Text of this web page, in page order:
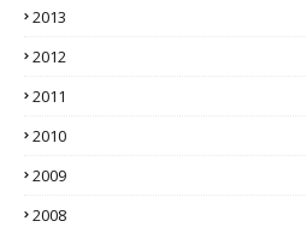
2013
2012
2011
2010
2009
2008